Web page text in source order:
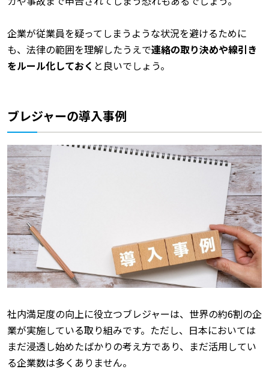
企業が従業員を疑ってしまうような状況を避けるために
も、法律の範囲を理解したうえで連絡の取り決めや線引き
をルール化しておく と良いでしょう。
ブレジャーの導入事例
社内満足度の向上に役立つブレジャーは、世界の約6割の企
業が実施している取り組みです。ただし、日本においては
まだ浸透し始めたばかりの考え方であり、まだ活用してい
る企業数は多くありません。